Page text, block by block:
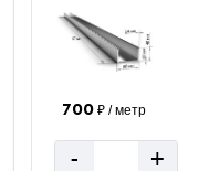
700₽ / метр
- +